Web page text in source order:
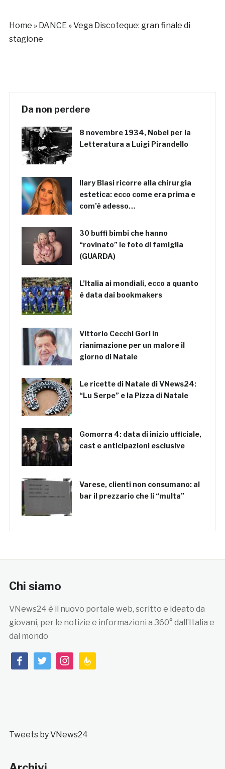
Home » DANCE»Vega Discoteque: gran finale di
stagione
Da non perdere
8 novembre 1934, Nobel per la
Letteratura a Luigi Pirandello
Ilary Blasi ricorre alla chirurgia
estetica: ecco come era prima e
com’è adesso…
30 buffi bimbi che hanno
“rovinato” le foto di famiglia
(GUARDA)
L’Italia ai mondiali, ecco a quanto
è data dai bookmakers
Vittorio Cecchi Gori in
rianimazione per un malore il
giorno di Natale
Le ricette di Natale di VNews24:
“Lu Serpe” e la Pizza di Natale
Gomorra 4: data di inizio ufficiale,
cast e anticipazioni esclusive
Varese, clienti non consumano: al
bar il prezzario che li “multa”
Chi siamo
VNews24 è il nuovo portale web, scritto e ideato da
giovani, per le notizie e informazioni a 360° dall’Italia e
dal mondo
facebooktwitterinstagramfeedburner
Tweets by VNews24